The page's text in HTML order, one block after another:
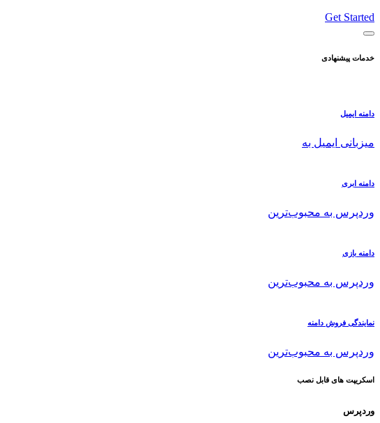
Get Started
خدمات پیشنهادی
دامنه ایمیل
میزبانی ایمیل به
دامنه ابری
وردپرس به محبوب‌ترین
دامنه بازی
وردپرس به محبوب‌ترین
نمایندگی فروش دامنه
وردپرس به محبوب‌ترین
اسکریپت های قابل نصب
وردپرس